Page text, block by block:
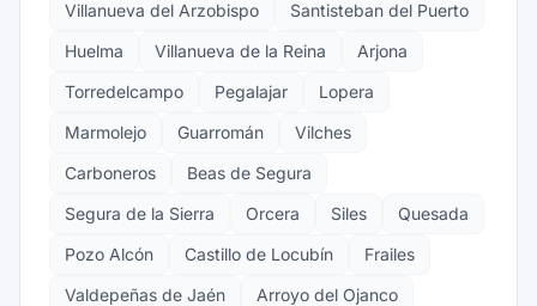
Villanueva del Arzobispo
Santisteban del Puerto
Huelma
Villanueva de la Reina
Arjona
Torredelcampo
Pegalajar
Lopera
Marmolejo
Guarromán
Vilches
Carboneros
Beas de Segura
Segura de la Sierra
Orcera Siles
Quesada
Pozo Alcón
Castillo de Locubín
Frailes
Valdepeñas de Jaén
Arroyo del Ojanco